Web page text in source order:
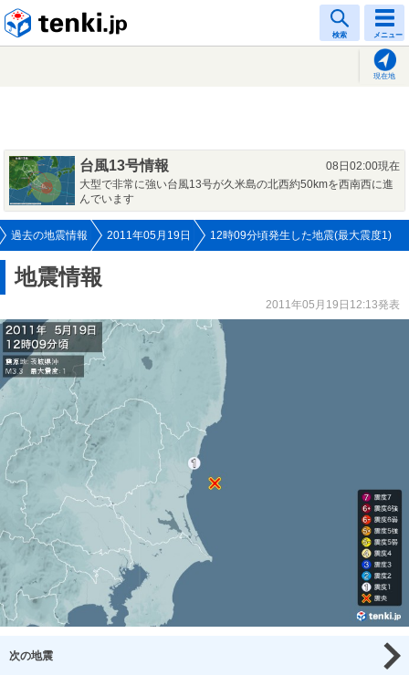
検索 メニュー
現在地
台風13号情報
08日02:00現在
大型で非常に強い台風13号が久米島の北西約50kmを西南西に進
んでいます
過去の地震情報 2011年05月19日 12時09分頃発生した地震(最大震度1)
地震情報
2011年05月19日12:13発表
次の地震